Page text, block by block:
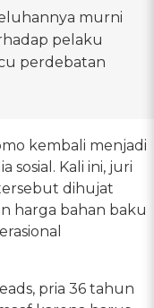
murni
pelaku
perdebatan
kembali menjadi
sosial. Kali ini, juri
dihujat
harga bahan baku
pria 36 tahun